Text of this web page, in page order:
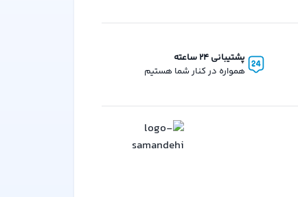
بعدی از آن استفاده کنید.
همه فروشندگان و خریداران ایجاد کند. این
پشتیبانی 24 ساعته
همواره در کنار شما هستیم